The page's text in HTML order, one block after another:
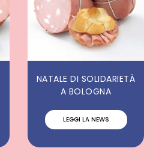
NATALE DI SOLIDARIETÀ
A BOLOGNA
LEGGI LA NEWS